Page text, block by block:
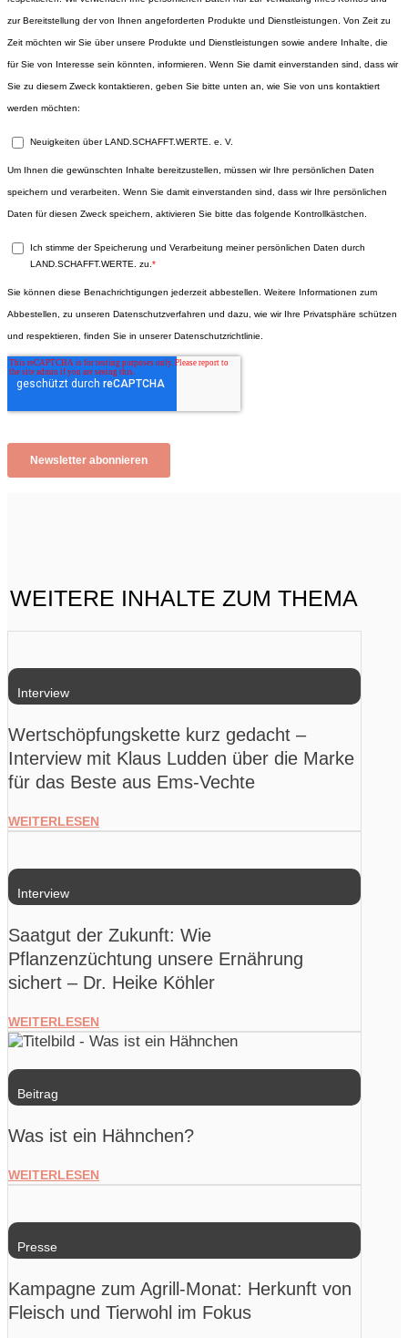
WEITERE INHALTE ZUM THEMA
Interview
Wertschöpfungskette kurz gedacht –
Interview mit Klaus Ludden über die Marke
für das Beste aus Ems-Vechte
WEITERLESEN
Interview
Saatgut der Zukunft: Wie
Pflanzenzüchtung unsere Ernährung
sichert – Dr. Heike Köhler
WEITERLESEN
Beitrag
Was ist ein Hähnchen?
WEITERLESEN
Presse
Kampagne zum Agrill-Monat: Herkunft von
Fleisch und Tierwohl im Fokus